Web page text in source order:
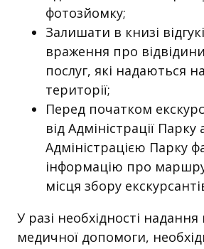
фотозйомку;
Залишати в книзі
враження про відвідини
послуг, які надаються
території;
Перед початком
від Адміністрації
Адміністрацією Парку
інформацію про
місця збору
У разі необхідності
медичної допомоги,